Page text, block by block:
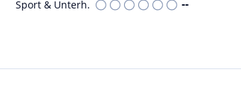
Sport & Unterh. --